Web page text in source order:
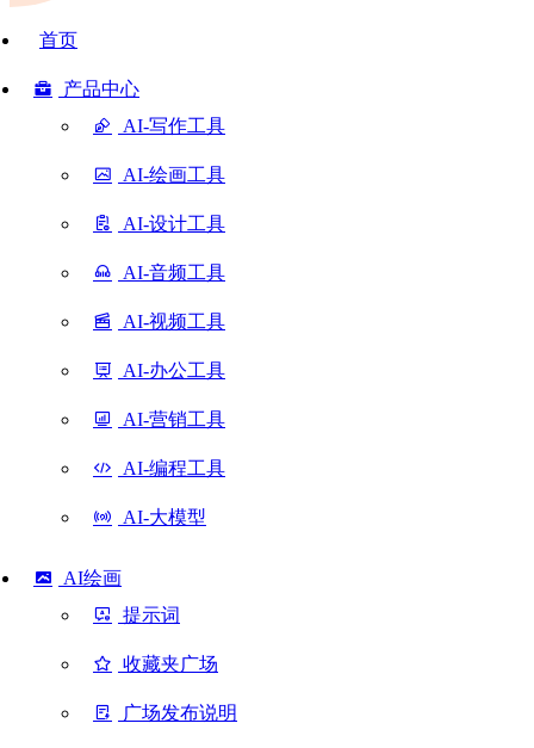
首页
产品中心
AI-写作工具
AI-绘画工具
AI-设计工具
AI-音频工具
AI-视频工具
AI-办公工具
AI-营销工具
AI-编程工具
AI-大模型
AI绘画
提示词
收藏夹广场
广场发布说明